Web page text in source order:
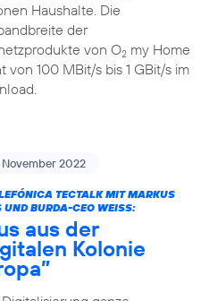
Haushalte. Die
der
von O2my Home
von 100 MBit/s bis 1 GBit/s im
November 2022
TECTALK MIT MARKUS
UND BURDA-CEO WEISS:
aus der
Kolonie